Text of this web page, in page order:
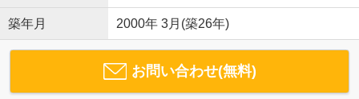
築年月 2000年 3月(築26年)
お問い合わせ(無料)